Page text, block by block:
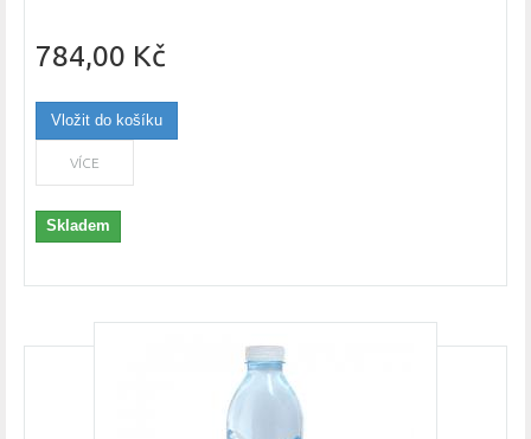
784,00 Kč
Vložit do košíku
VÍCE
Skladem